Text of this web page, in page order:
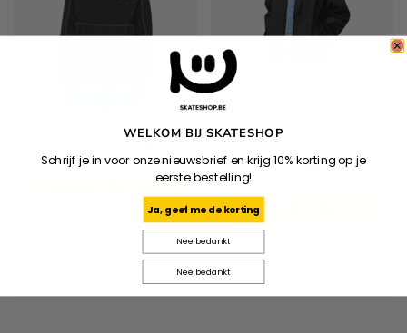
DICKIES
€97,96
CARHARTT WIP
Black/Wax
WELKOM BIJ SKATESHOP
Schrijf je in voor onze nieuwsbrief en krijg 10% korting op je
eerste bestelling!
Ja, geef me de korting
Nee bedankt
Nee bedankt